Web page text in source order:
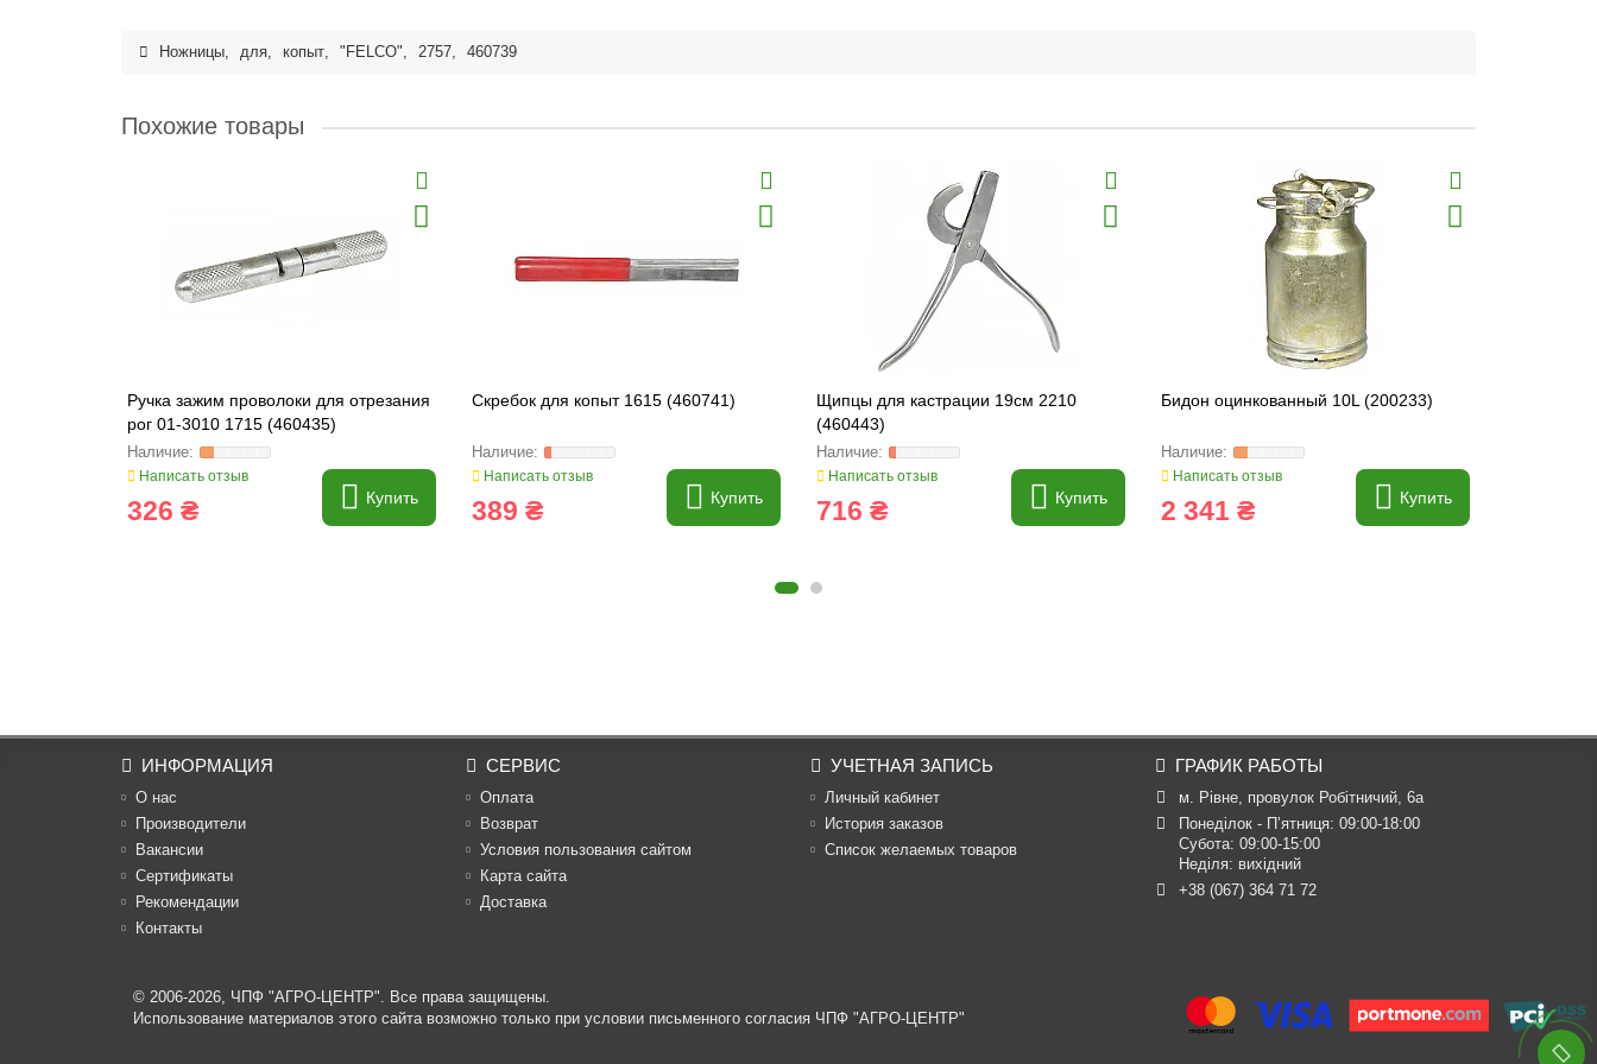
Ножницы, для, копыт, "FELCO", 2757, 460739
Похожие товары
Ручка зажим проволоки для отрезания
рог 01-3010 1715 (460435)
Написать отзыв
326 ₴ Купить
Скребок для копыт 1615 (460741)
Написать отзыв
389 ₴ Купить
Щипцы для кастрации 19см 2210
(460443)
Написать отзыв
716 ₴ Купить
Бидон оцинкованный 10L (200233)
Написать отзыв
2 341 ₴ Купить
ИНФОРМАЦИЯ
О нас
Производители
Вакансии
Cертификаты
Рекомендации
Контакты
СЕРВИС
Оплата
Возврат
Условия пользования сайтом
Карта сайта
Доставка
УЧЕТНАЯ ЗАПИСЬ
Личный кабинет
История заказов
Список желаемых товаров
ГРАФИК РАБОТЫ
м. Рівне, провулок Робітничий, 6а
Понеділок - П’ятниця: 09:00-18:00
Субота: 09:00-15:00
Неділя: вихідний
+38 (067) 364 71 72
© 2006-2026, ЧПФ "АГРО-ЦЕНТР". Все права защищены.
Использование материалов этого сайта возможно только при условии письменного согласия ЧПФ "АГРО-ЦЕНТР"